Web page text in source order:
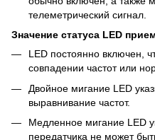
телеметрический сигнал.
Значение статуса LED
LED постоянно включен,
совпадении частот или
Двойное мигание LED
выравнивание частот.
Медленное мигание LED
передатчика не может